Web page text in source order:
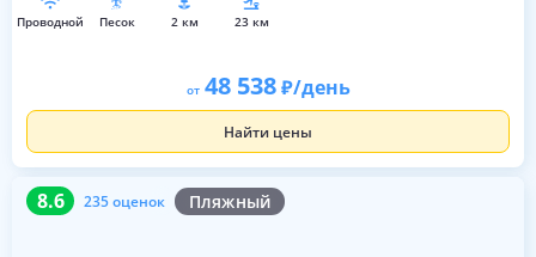
проводной песок 2 км 23 км
от 48 538 /день
Найти цены
8.6 235 оценок Пляжный
8.6 235 оценок